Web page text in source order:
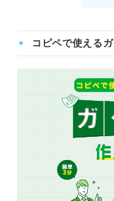
コピペで使える